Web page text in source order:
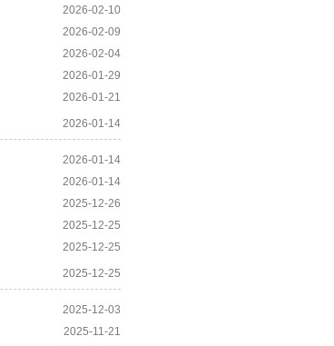
2026-02-10
2026-02-09
2026-02-04
2026-01-29
2026-01-21
2026-01-14
2026-01-14
2026-01-14
2025-12-26
2025-12-25
2025-12-25
2025-12-25
2025-12-03
2025-11-21